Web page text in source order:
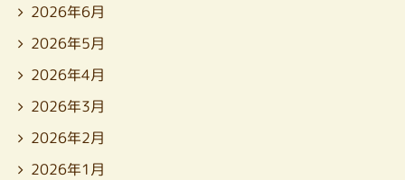
2026年6月
2026年5月
2026年4月
2026年3月
2026年2月
2026年1月